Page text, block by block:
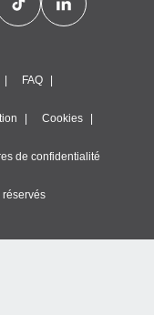
FAQ
Cookies
de confidentialité
réservés